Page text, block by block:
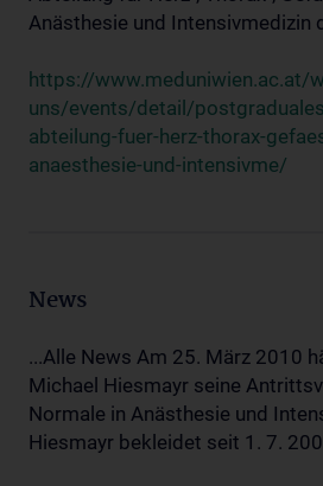
Anästhesie und Intensivmedizin
https://www.meduniwien.ac.at/
uns/events/detail/
abteilung-fuer-herz-thorax-
anaesthesie-und-intensivme/
News
...Alle News Am 25. März 2010
Michael Hiesmayr seine
Normale in Anästhesie und
Hiesmayr bekleidet seit 1. 7.